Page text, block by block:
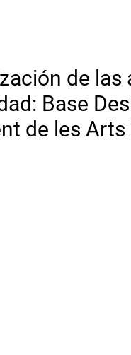
de las
Base
de les